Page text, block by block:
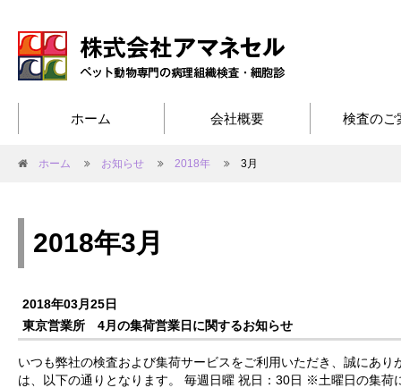
ホーム 会社概要 検査のご
ホーム お知らせ 2018年 3月
2018年3月
2018年03月25日
東京営業所 4月の集荷営業日に関するお知らせ
いつも弊社の検査および集荷サービスをご利用いただき、誠にあ
は、以下の通りとなります。 毎週日曜 祝日：30日 ※土曜日の集荷